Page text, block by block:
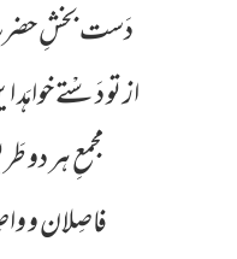
دَست بخشِ
از تو دَسْتے
مجمعِ ہر دو
فاصِلان و